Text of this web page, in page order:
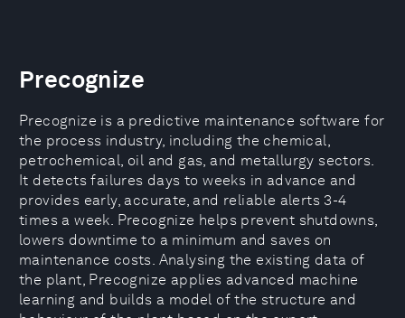
Precognize
Precognize is a predictive maintenance software for
the process industry, including the chemical,
petrochemical, oil and gas, and metallurgy sectors.
It detects failures days to weeks in advance and
provides early, accurate, and reliable alerts 3-4
times a week. Precognize helps prevent shutdowns,
lowers downtime to a minimum and saves on
maintenance costs. Analysing the existing data of
the plant, Precognize applies advanced machine
learning and builds a model of the structure and